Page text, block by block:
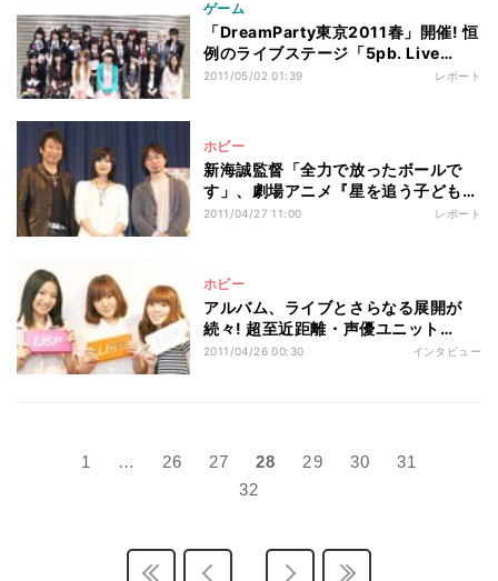
ゲーム
「DreamParty東京2011春」開催! 恒
例のライブステージ「5pb. Live
Stage!」は7組のアーティストが参戦
2011/05/02 01:39 レポート
ホビー
新海誠監督「全力で放ったボールで
す」、劇場アニメ『星を追う子ども』
特別試写会
2011/04/27 11:00 レポート
ホビー
アルバム、ライブとさらなる展開が
続々! 超至近距離・声優ユニット
「LISP」、1stアルバムが4/27リリー
2011/04/26 00:30 インタビュー
1 … 26 27 28 29 30
31
32